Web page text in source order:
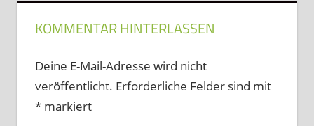
KOMMENTAR HINTERLASSEN
Deine E-Mail-Adresse wird nicht
veröffentlicht. Erforderliche Felder sind mit
*markiert